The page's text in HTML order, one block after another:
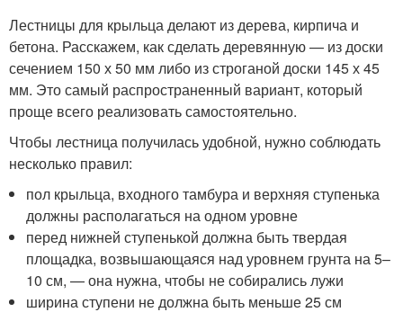
Лестницы для крыльца делают из дерева, кирпича и
бетона. Расскажем, как сделать деревянную — из доски
сечением 150 х 50 мм либо из строганой доски 145 х 45
мм. Это самый распространенный вариант, который
проще всего реализовать самостоятельно.
Чтобы лестница получилась удобной, нужно соблюдать
несколько правил:
пол крыльца, входного тамбура и верхняя ступенька
должны располагаться на одном уровне
перед нижней ступенькой должна быть твердая
площадка, возвышающаяся над уровнем грунта на 5–
10 см, — она нужна, чтобы не собирались лужи
ширина ступени не должна быть меньше 25 см